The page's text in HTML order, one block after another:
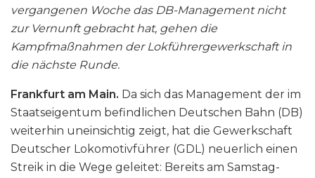
vergangenen Woche das DB-Management nicht
zur Vernunft gebracht hat, gehen die
Kampfmaßnahmen der Lokführergewerkschaft in
die nächste Runde.
Frankfurt am Main. Da sich das Management der im
Staatseigentum befindlichen Deutschen Bahn (DB)
weiterhin uneinsichtig zeigt, hat die Gewerkschaft
Deutscher Lokomotivführer (GDL) neuerlich einen
Streik in die Wege geleitet: Bereits am Samstag-